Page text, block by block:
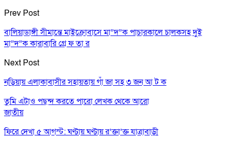
Prev Post
বালিয়াডাঙ্গী সীমান্তে মাইক্রোবাসে মা”দ”ক পাচারকালে চালকসহ দুই
মা”দ”ক কারাবারি গ্রে ফ তা র
Next Post
নড়িয়ায় এলাকাবাসীর সহায়তায় গাঁ জা সহ ৩ জন আ ট ক
তুমি এটাও পছন্দ করতে পারোলেখক থেকে আরো
জাতীয়
ফিরে দেখা ৫ আগস্ট: ঘণ্টায় ঘণ্টায় র’ক্তা’ক্ত যাত্রাবাড়ী